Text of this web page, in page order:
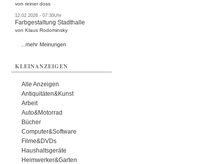
von reiner doss
12.02.2026 - 07:30Uhr
Farbgestaltung Stadthalle
von Klaus Rodominsky
...mehr Meinungen
KLEINANZEIGEN
Alle Anzeigen
Antiquitäten&Kunst
Arbeit
Auto&Motorrad
Bücher
Computer&Software
Filme&DVDs
Haushaltsgeräte
Heimwerker&Garten